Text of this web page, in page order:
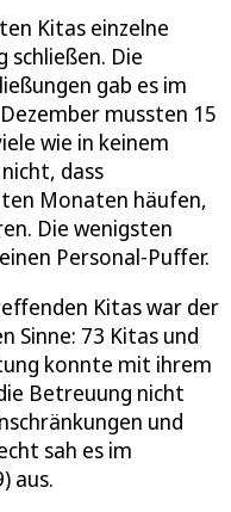
Kitas einzelne
schließen. Die
gab es im
mussten 15
wie in keinem
dass
Monaten häufen,
Die wenigsten
Personal-Puffer.
Kitas war der
Sinne: 73 Kitas und
konnte mit ihrem
Betreuung nicht
und
sah es im
aus.